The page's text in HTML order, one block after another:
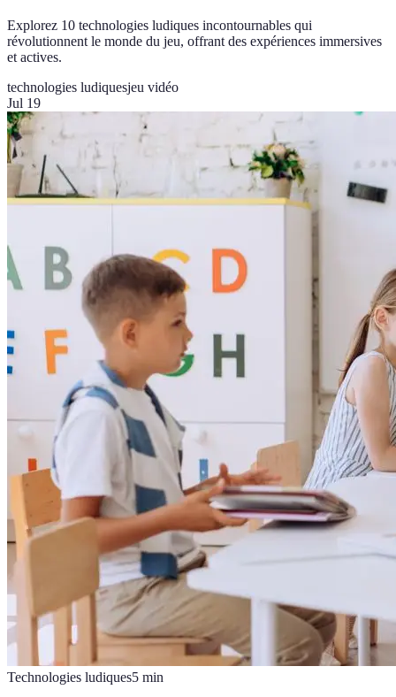
Explorez 10 technologies ludiques incontournables qui
révolutionnent le monde du jeu, offrant des expériences immersives
et actives.
technologies ludiquesjeu vidéo
Jul 19
Technologies ludiques5 min